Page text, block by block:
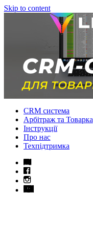
Skip to content
CRM система
Арбітраж та Товарка
Інструкції
Про нас
Техпідтримка